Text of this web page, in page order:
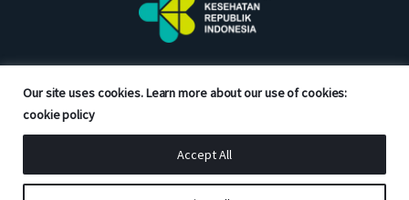
Our site uses cookies. Learn more about our use of cookies:
cookie policy
Accept All
Copyright © 2026 Good Doctor. All rights reserved.